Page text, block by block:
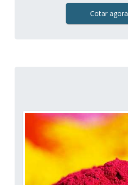
Cotar agora